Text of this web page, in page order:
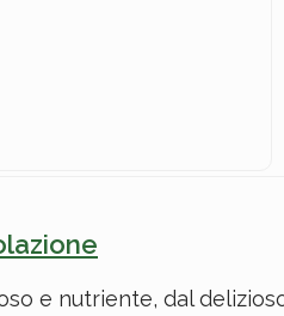
e nutriente, dal